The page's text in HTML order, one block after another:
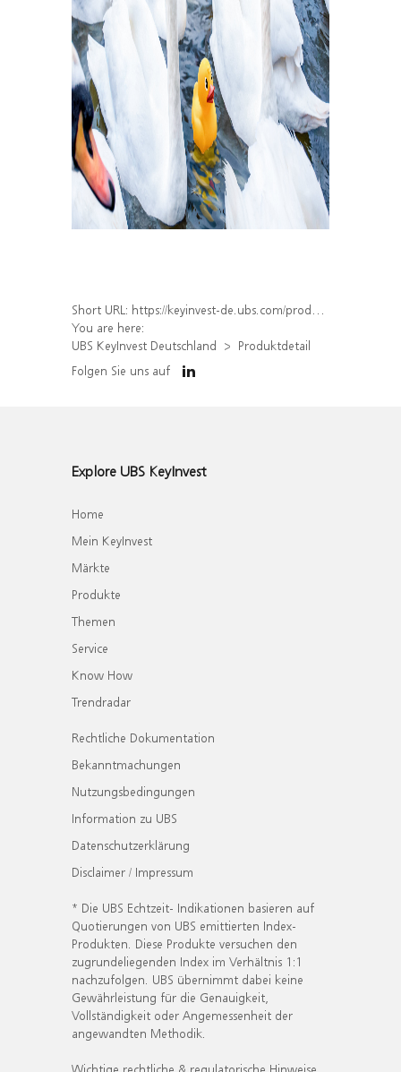
Short URL: https://keyinvest-de.ubs.com/produkt/detail/index/isin/DE000WA7KS57
You are here:
UBS KeyInvest Deutschland
Produktdetail
Folgen Sie uns auf
Explore UBS KeyInvest
Home
Mein KeyInvest
Märkte
Produkte
Themen
Service
Know How
Trendradar
Rechtliche Dokumentation
Bekanntmachungen
Nutzungsbedingungen
Information zu UBS
Datenschutzerklärung
Disclaimer / Impressum
* Die UBS Echtzeit- Indikationen basieren auf
Quotierungen von UBS emittierten Index-
Produkten. Diese Produkte versuchen den
zugrundeliegenden Index im Verhältnis 1:1
nachzufolgen. UBS übernimmt dabei keine
Gewährleistung für die Genauigkeit,
Vollständigkeit oder Angemessenheit der
angewandten Methodik.